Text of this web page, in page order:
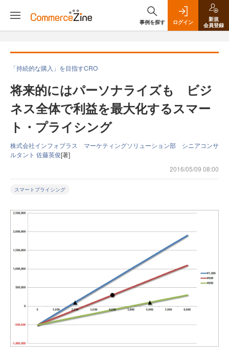
事例を探す ログイン
新規
会員登録
「持続的な購入」を目指すCRO
将来的にはパーソナライズも ビジ
ネス全体で利益を最大化するスマー
ト・プライシング
株式会社インフォプラス マーケティングソリューション部 シニアコンサ
ルタント 佐藤英俊[著]
2016/05/09 08:00
スマートプライシング